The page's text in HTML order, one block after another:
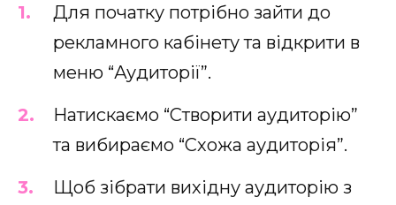
Для початку потрібно зайти до
рекламного кабінету та відкрити в
меню “Аудиторії”.
Натискаємо “Створити аудиторію”
та вибираємо “Схожа аудиторія”.
Щоб зібрати вихідну аудиторію з